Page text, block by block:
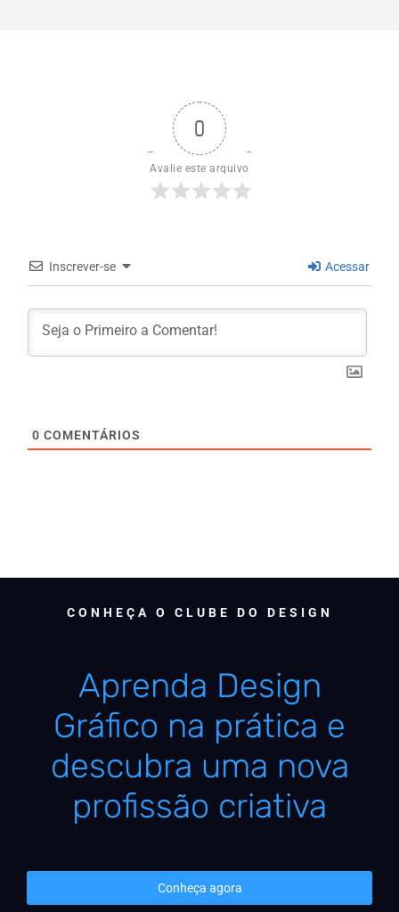
0
Avalie este arquivo
Inscrever-se Acessar
0 COMENTÁRIOS
CONHEÇA O CLUBE DO DESIGN
Aprenda Design
Gráfico na prática e
descubra uma nova
profissão criativa
Conheça agora